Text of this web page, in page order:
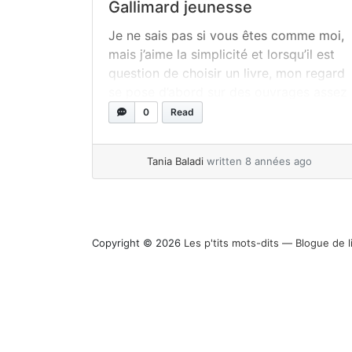
Gallimard jeunesse
Je ne sais pas si vous êtes comme moi,
mais j’aime la simplicité et lorsqu’il est
question de choisir un livre, mon regard
clairs et épurés. C’est un peu ceci qui
BAM ! chez Gallimard jeunesse que je
vous présente aujourd’hui. La... »read
0 Read
Tania Baladi written 8 années ago
Copyright © 2026 Les p'tits mots-dits ― Blogue de